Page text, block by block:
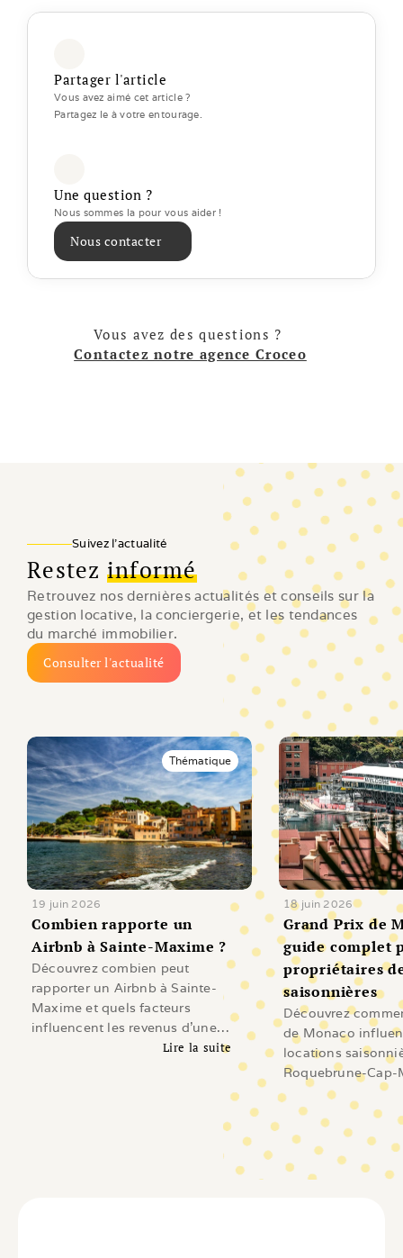
Partager l'article
Vous avez aimé cet article ?
Partagez le à votre entourage.
Une question ?
Nous sommes la pour vous aider !
Nous contacter
Vous avez des questions ?
Contactez notre agence Croceo
Suivez l'actualité
Restez informé
Retrouvez nos dernières actualités et conseils sur la
gestion locative, la conciergerie, et les tendances
du marché immobilier.
Consulter l'actualité
Thématique
19 juin 2026
Combien rapporte un
Airbnb à Sainte-Maxime ?
Découvrez combien peut
rapporter un Airbnb à Sainte-
Maxime et quels facteurs
influencent les revenus d'une
location saisonnière sur le Golfe
Lire la suite
18 juin 2026
Grand Prix de
guide complet
propriétaires
saisonnières
Découvrez
de Monaco
locations
Roquebrune-Cap-
Beausoleil, Cap-
Revenus,
investissement et
les propriétaires.